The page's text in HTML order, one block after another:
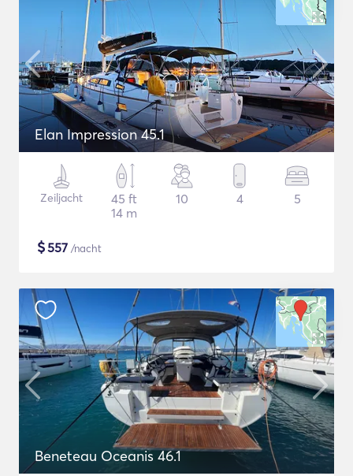
Elan Impression 45.1
Zeiljacht
45 ft
14 m
10 4 5
$557 /nacht
Beneteau Oceanis 46.1